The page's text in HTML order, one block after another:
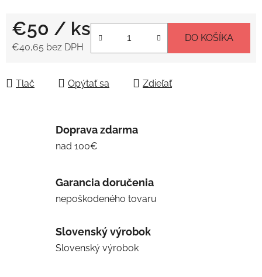
€50 / ks
€40,65 bez DPH
DO KOŠÍKA
Tlač Opýtať sa Zdieľať
Doprava zdarma
nad 100€
Garancia doručenia
nepoškodeného tovaru
Slovenský výrobok
Slovenský výrobok